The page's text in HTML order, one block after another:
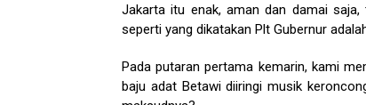
Jakarta itu enak, aman dan damai saja,
seperti yang dikatakan Plt Gubernur
Pada putaran pertama kemarin, kami
baju adat Betawi diiringi musik